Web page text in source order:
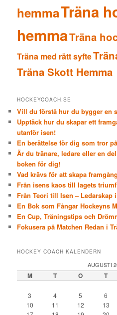
hemmaTräna
hemmaTräna
Träna med rätt syfte
Träna Skott Hemma
HOCKEYCOACH.SE
Vill du förstå hur du bygger en
Upptäck hur du skapar ett
utanför isen!
En berättelse för dig som tror
Är du tränare, ledare eller en
boken för dig!
Vad krävs för att skapa
Från isens kaos till lagets triumf
Från Teori till Isen – Ledarskap
En Bok som Fångar Hockeyns
En Cup, Träningstips och
Fokusera på Matchen Redan i
HOCKEY COACH KALENDERN
AUGUSTI
M T O T
3
4 5 6
10
11 12 13